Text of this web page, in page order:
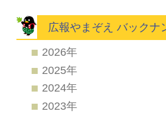
広報やまぞえ バックナ
2026年
2025年
2024年
2023年